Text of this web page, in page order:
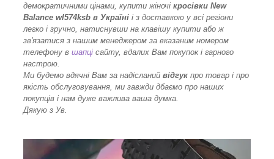
демократичними цінами, купити жіночі кросівки New
Balance wl574ksb в Україні і з доставкою у всі регіони
легко і зручно, натиснувши на клавішу купити або ж
зв'язатися з нашим менеджером за вказаним номером
телефону в шапці сайту, вдалих Вам покупок і гарного
настрою.
Ми будемо вдячні Вам за надісланий відгук про товар і про
якість обслуговування, ми завжди дбаємо про наших
покупців і нам дуже важлива ваша думка.
Дякую з Ув.